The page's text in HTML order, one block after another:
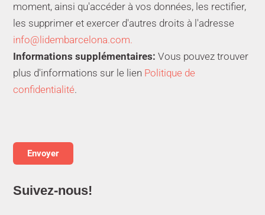
moment, ainsi qu'accéder à vos données, les rectifier,
les supprimer et exercer d'autres droits à l'adresse
info@lidembarcelona.com.
Informations supplémentaires: Vous pouvez trouver
plus d'informations sur le lien Politique de
confidentialité.
Suivez-nous!